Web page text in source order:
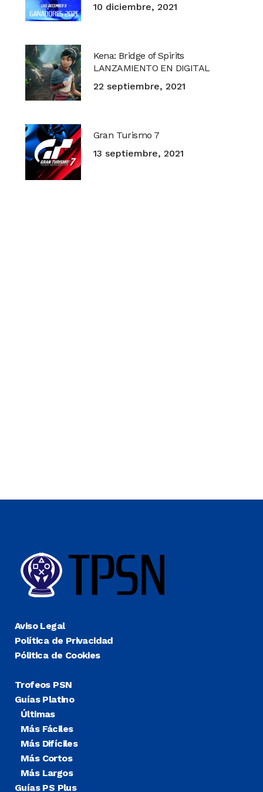
10 diciembre, 2021
Kena: Bridge of Spirits
LANZAMIENTO EN DIGITAL
22 septiembre, 2021
Gran Turismo 7
13 septiembre, 2021
Aviso Legal
Política de Privacidad
Pólitica de Cookies
Trofeos PSN
Guías Platino
Últimas
Más Fáciles
Más Difíciles
Más Cortos
Más Largos
Guías PS Plus